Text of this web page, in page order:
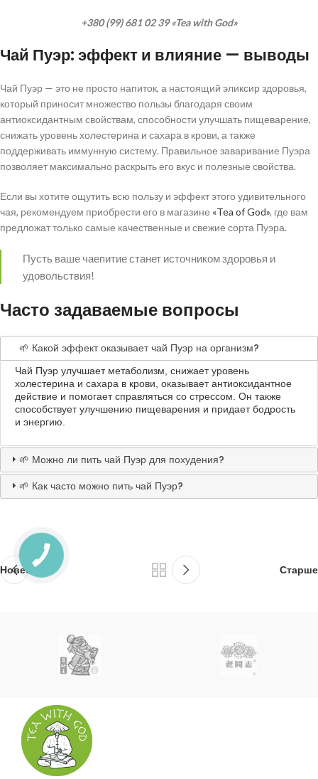
+380 (99) 681 02 39 «Tea with God»
Чай Пуэр: эффект и влияние — выводы
Чай Пуэр — это не просто напиток, а настоящий эликсир здоровья,
который приносит множество пользы благодаря своим
антиоксидантным свойствам, способности улучшать пищеварение,
снижать уровень холестерина и сахара в крови, а также
поддерживать иммунную систему. Правильное заваривание Пуэра
позволяет максимально раскрыть его вкус и полезные свойства.
Если вы хотите ощутить всю пользу и эффект этого удивительного
чая, рекомендуем приобрести его в магазине «Tea of God», где вам
предложат только самые качественные и свежие сорта Пуэра.
Пусть ваше чаепитие станет источником здоровья и
удовольствия!
Часто задаваемые вопросы
🌱 Какой эффект оказывает чай Пуэр на организм?
Чай Пуэр улучшает метаболизм, снижает уровень
холестерина и сахара в крови, оказывает антиоксидантное
действие и помогает справляться со стрессом. Он также
способствует улучшению пищеварения и придает бодрость
и энергию.
🌱 Можно ли пить чай Пуэр для похудения?
🌱 Как часто можно пить чай Пуэр?
Новее Старше